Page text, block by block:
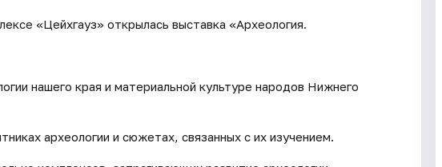
«Цейхгауз» открылась выставка «Археология.
нашего края и материальной культуре народов Нижнего
археологии и сюжетах, связанных с их изучением.